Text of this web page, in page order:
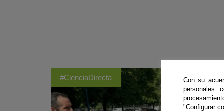
#CienciaDirecta
Con su
personales
"Configurar